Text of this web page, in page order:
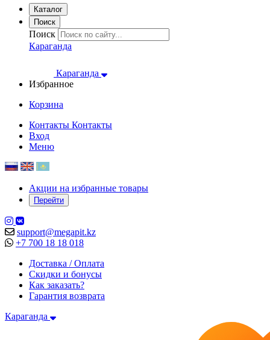
Каталог
Поиск
Поиск
Караганда
Караганда
Избранное
Корзина
Контакты Контакты
Вход
Меню
Акции на избранные товары
Перейти
support@megapit.kz
+7 700 18 18 018
Доставка / Оплата
Скидки и бонусы
Как заказать?
Гарантия возврата
Караганда